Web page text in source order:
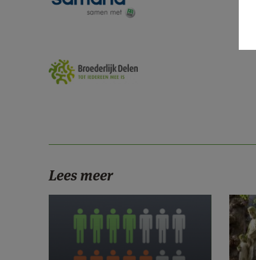
logo broederlijk delen.jpg
Lees meer